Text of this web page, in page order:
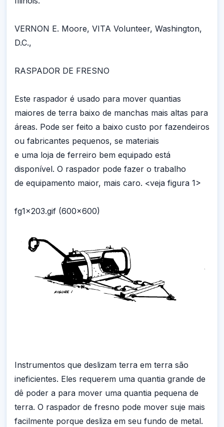
VERNON E. Moore, VITA Volunteer, Washington,
D.C.,
RASPADOR DE FRESNO
Este raspador é usado para mover quantias
maiores de terra baixo de manchas mais altas para
áreas. Pode ser feito a baixo custo por fazendeiros
ou fabricantes pequenos, se materiais
e uma loja de ferreiro bem equipado está
disponível. O raspador pode fazer o trabalho
de equipamento maior, mais caro. <veja figura 1>
fg1x203.gif (600x600)
Instrumentos que deslizam terra em terra são
ineficientes. Eles requerem uma quantia grande de
dê poder a para mover uma quantia pequena de
terra. O raspador de fresno pode mover suje mais
facilmente porque desliza em seu fundo de metal.